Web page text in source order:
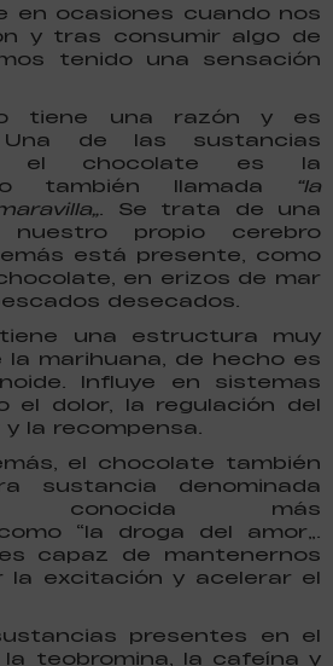
en ocasiones cuando nos
y tras consumir algo de
tenido una sensación
tiene una razón y es
de las sustancias
el chocolate es la
o también llamada
“la
. Se trata de una
propio cerebro
está presente, como
en erizos de mar
desecados.
una estructura muy
la marihuana, de hecho es
Influye en sistemas
el dolor, la regulación del
la recompensa.
el chocolate también
sustancia denominada
conocida más
“la droga del amor”.
capaz de mantenernos
la excitación y acelerar el
presentes en el
teobromina, la cafeína y